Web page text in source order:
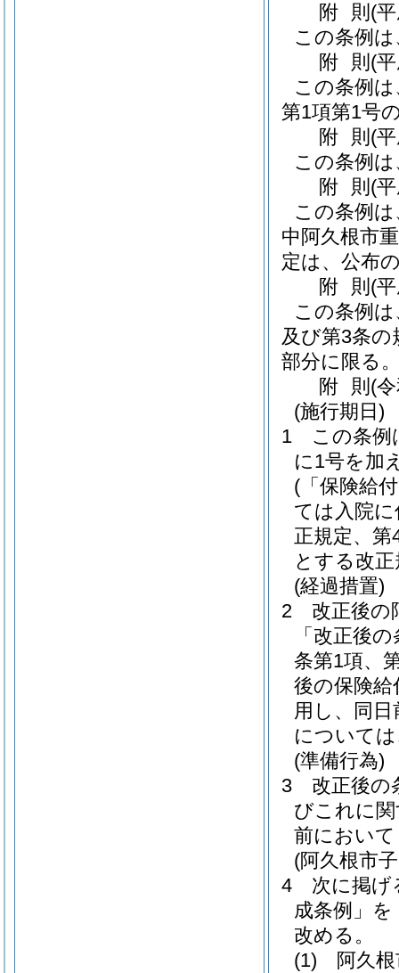
附 則 (
この条例
附 則 (
この条例
第1項第1号
附 則 (
この条例
附 則 (
この条例
中阿久根市
定は、公布
附 則 (
この条例
及び第3条の
部分に限る
附 則 (
(施行期日)
1
この条例
に1号を加
(「保険給
ては入院
正規定、
とする改
(経過措置)
2
改正後の
「改正後
条第1項、
後の保険
用し、同
について
(準備行為)
3
改正後の
びこれに
前におい
(阿久根市
4
次に掲げ
成条例」
改める。
(1)
阿久